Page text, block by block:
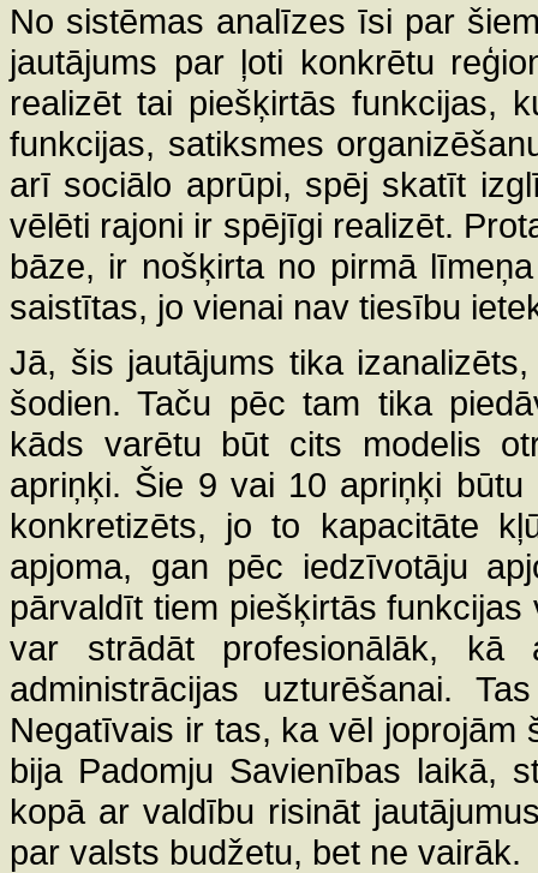
No sistēmas analīzes īsi par
jautājums par ļoti konkrētu
realizēt tai piešķirtās funkcijas,
funkcijas, satiksmes
arī sociālo aprūpi, spēj skatīt
vēlēti rajoni ir spējīgi realizēt.
bāze, ir nošķirta no pirmā
saistītas, jo vienai nav tiesību
Jā, šis jautājums tika
šodien. Taču pēc tam tika
kāds varētu būt cits modelis
apriņķi. Šie 9 vai 10 apriņķi
konkretizēts, jo to kapacitāte
apjoma, gan pēc iedzīvotāju
pārvaldīt tiem piešķirtās
var strādāt profesionālāk, kā
administrācijas uzturēšanai.
Negatīvais ir tas, ka vēl joprojām
bija Padomju Savienības laikā,
kopā ar valdību risināt
par valsts budžetu, bet ne vairāk.